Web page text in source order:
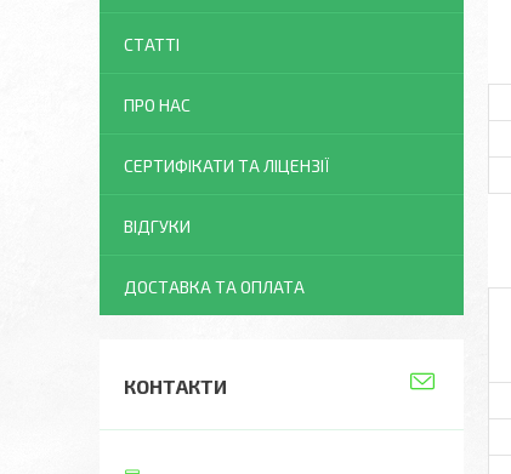
СТАТТІ
ПРО НАС
СЕРТИФІКАТИ ТА ЛІЦЕНЗІЇ
ВІДГУКИ
ДОСТАВКА ТА ОПЛАТА
КОНТАКТИ